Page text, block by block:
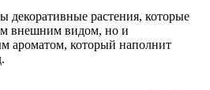
декоративные растения, которые
внешним видом, но и
ароматом, который наполнит